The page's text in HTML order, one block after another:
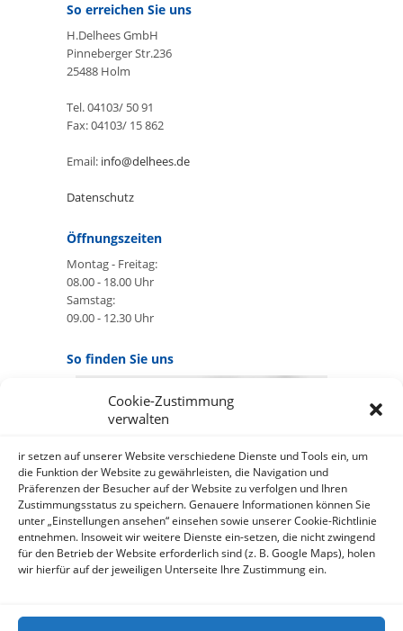
Cookie-Zustimmung
verwalten
ir setzen auf unserer Website verschiedene Dienste und Tools ein, um
die Funktion der Website zu gewährleisten, die Navigation und
Präferenzen der Besucher auf der Website zu verfolgen und Ihren
Zustimmungsstatus zu speichern. Genauere Informationen können Sie
unter „Einstellungen ansehen“ einsehen sowie unserer Cookie-Richtlinie
entnehmen. Insoweit wir weitere Dienste ein-setzen, die nicht zwingend
für den Betrieb der Website erforderlich sind (z. B. Google Maps), holen
wir hierfür auf der jeweiligen Unterseite Ihre Zustimmung ein.
So erreichen Sie uns
H.Delhees GmbH
Pinneberger Str.236
25488 Holm
Tel. 04103/ 50 91
Fax: 04103/ 15 862
Email: info@delhees.de
Datenschutz
Öffnungszeiten
Montag - Freitag:
08.00 - 18.00 Uhr
Samstag:
09.00 - 12.30 Uhr
So finden Sie uns
GOOGLE MAPS:
AKZEPTIEREN
Anbieter: Google Ireland Limited
Bei der Nutzung dieses Dienstes
werden Daten an Google
über¬mittelt, außer¬dem ist es
wahr-scheinlich dass Google Daten
(z.B. Cookies) auf Ihrem Gerät
https://policies.google.com/privacy?